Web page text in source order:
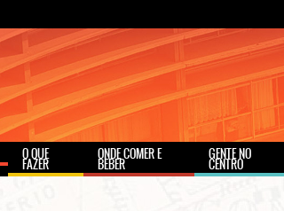
O QUE
FAZER
ONDE COMER E
BEBER
GENTE NO
CENTRO